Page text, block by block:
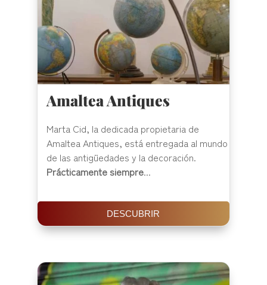
Amaltea Antiques
Marta Cid, la dedicada propietaria de
Amaltea Antiques, está entregada al mundo
de las antigüedades y la decoración.
Prácticamente siempre...
DESCUBRIR